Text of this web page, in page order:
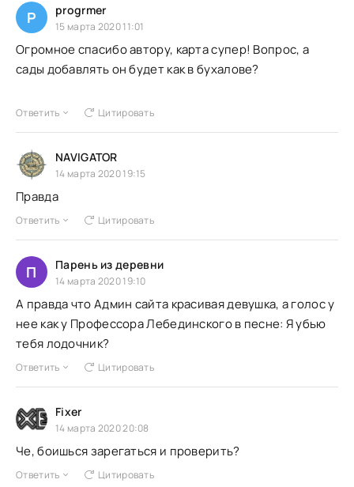
P progrmer
15 марта 2020 11:01
Огромное спасибо автору, карта супер! Вопрос, а
сады добавлять он будет как в бухалове?
Ответить Цитировать
NAVIGATOR
14 марта 2020 19:15
Правда
Ответить Цитировать
П Парень из деревни
14 марта 2020 19:10
А правда что Админ сайта красивая девушка, а голос у
нее как у Профессора Лебединского в песне: Я убью
тебя лодочник?
Ответить Цитировать
Fixer
14 марта 2020 20:08
Че, боишься зарегаться и проверить?
Ответить Цитировать